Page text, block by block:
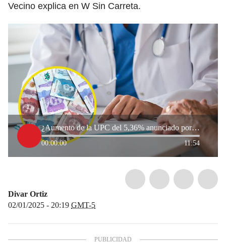
Vecino explica en W Sin Carreta.
¿Aumento de la UPC del 5,36% anunciado por MinSalud es suficiente? Experto analiza el impacto
00:00:00 11:54
Divar Ortiz
02/01/2025 - 20:19 GMT-5